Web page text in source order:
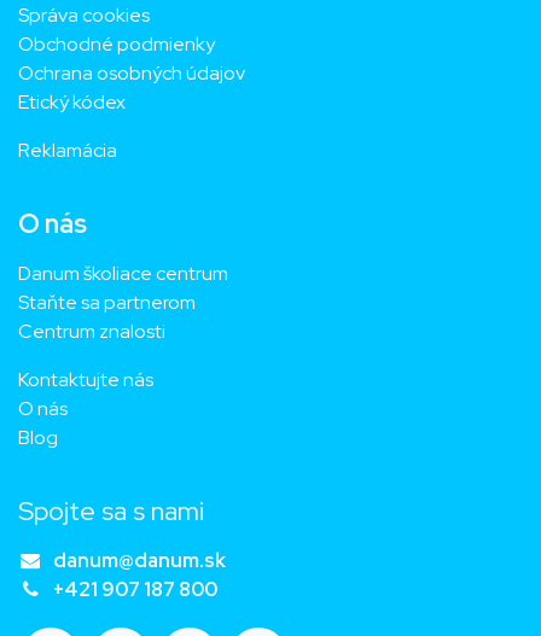
Správa cookies
Obchodné podmienky
Ochrana osobných údajov
Etický kódex
Reklamácia
O nás
Danum školiace centrum
Staňte sa partnerom
Centrum znalosti
Kontaktujte nás
O nás
Blog
Spojte sa s nami
danum@danum.sk
+421 907 187 800